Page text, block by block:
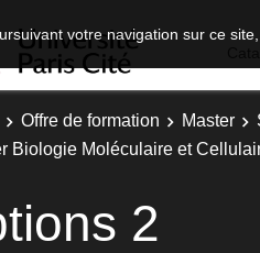
votre navigation sur ce
Offre de formation Master
Biologie Moléculaire et
2